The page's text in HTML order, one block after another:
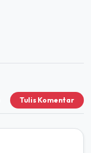
Tulis Komentar